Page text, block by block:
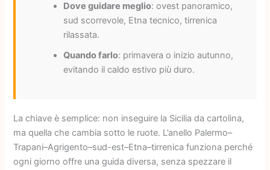
Dove guidare meglio: ovest panoramico,
sud scorrevole, Etna tecnico, tirrenica
rilassata.
Quando farlo: primavera o inizio autunno,
evitando il caldo estivo più duro.
La chiave è semplice: non inseguire la Sicilia da cartolina,
ma quella che cambia sotto le ruote. L’anello Palermo–
Trapani–Agrigento–sud-est–Etna–tirrenica funziona perché
ogni giorno offre una guida diversa, senza spezzare il